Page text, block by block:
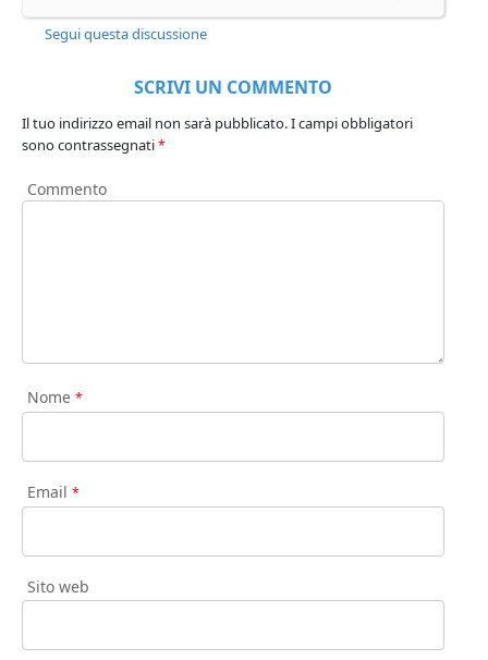
Segui questa discussione
SCRIVI UN COMMENTO
Il tuo indirizzo email non sarà pubblicato.I campi obbligatori
sono contrassegnati*
Commento
Nome *
Email *
Sito web